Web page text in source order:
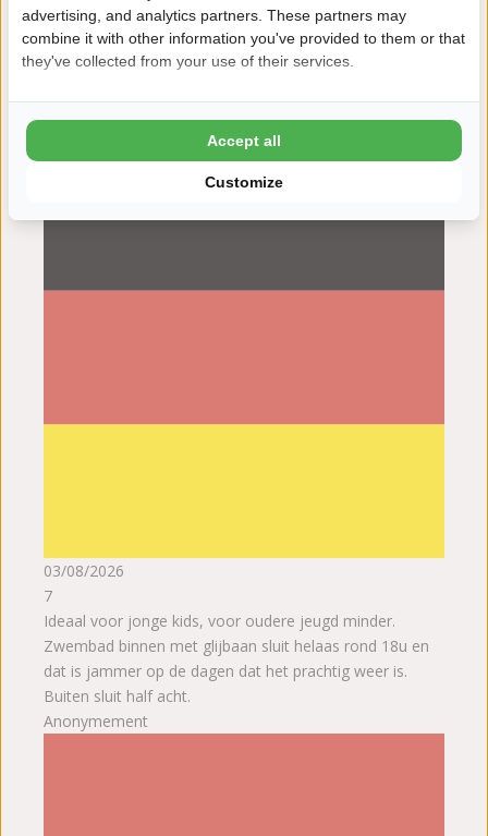
unserer Sicht sollte der Campingplatz hier deutlich mehr
Verantwortung übernehmen und Maßnahmen ergreifen,
bevor es zu weiteren schweren Unfällen kommt. Die
oberste Priorität haben.
Junge Familie aus Deutschland
03/08/2026
7
Ideaal voor jonge kids, voor oudere jeugd minder.
Zwembad binnen met glijbaan sluit helaas rond 18u en
dat is jammer op de dagen dat het prachtig weer is.
Buiten sluit half acht.
Anonymement
advertising, and analytics partners. These partners may
combine it with other information you've provided to them or that
they've collected from your use of their services.
Customize
Accept all